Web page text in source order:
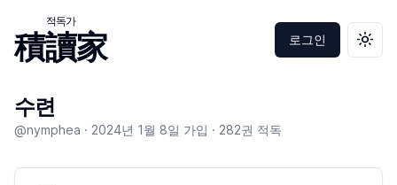
積讀家
적독가
로그인 테마
수련
@nymphea · 2024년 1월 8일 가입 · 282권 적독